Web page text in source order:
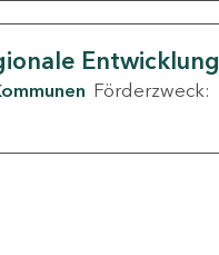
Entwicklung
Förderzweck: